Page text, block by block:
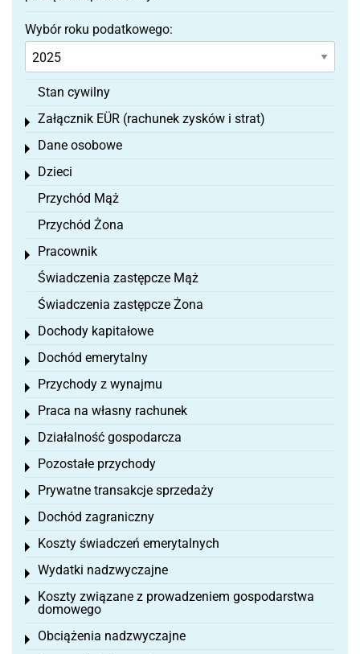
Wybór roku podatkowego:
Stan cywilny
Załącznik EÜR (rachunek zysków i strat)
Toggle menu
Dane osobowe
Toggle menu
Dzieci
Toggle menu
Przychód Mąż
Przychód Żona
Pracownik
Toggle menu
Świadczenia zastępcze Mąż
Świadczenia zastępcze Żona
Dochody kapitałowe
Toggle menu
Dochód emerytalny
Toggle menu
Przychody z wynajmu
Toggle menu
Praca na własny rachunek
Toggle menu
Działalność gospodarcza
Toggle menu
Pozostałe przychody
Toggle menu
Prywatne transakcje sprzedaży
Toggle menu
Dochód zagraniczny
Toggle menu
Koszty świadczeń emerytalnych
Toggle menu
Wydatki nadzwyczajne
Toggle menu
Koszty związane z prowadzeniem gospodarstwa
domowego
Toggle menu
Obciążenia nadzwyczajne
Toggle menu